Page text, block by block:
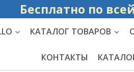
КАТАЛОГ ТОВАРОВ
КОНТАКТЫ